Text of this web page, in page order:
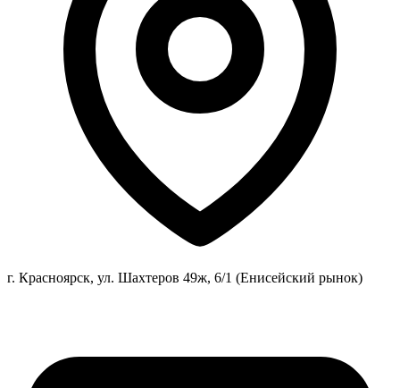
г. Красноярск, ул. Шахтеров 49ж, 6/1 (Енисейский рынок)